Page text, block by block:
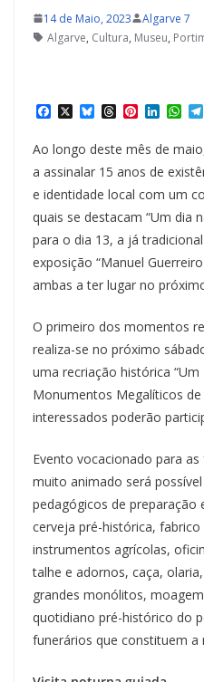
14 de Maio, 2023
Algarve 7
Algarve, Cultura, Museu,
a
c
e
b
o
o
k
X B
u
e
s
k
y
T
h
e
a
d
s
P
n
t
e
r
e
s
t
L
n
k
e
d
I
n
W
h
t
s
A
p
p
Ao longo deste mês de
a assinalar 15 anos de
e identidade local com um
quais se destacam “Um dia
para o dia 13, a já
exposição “Manuel
ambas a ter lugar no
O primeiro dos momentos
realiza-se no próximo
uma recriação histórica
Monumentos Megalíticos
interessados poderão
Evento vocacionado para
muito animado será
pedagógicos de preparação
cerveja pré-histórica,
instrumentos agrícolas,
talhe e adornos, caça,
grandes monólitos,
quotidiano pré-histórico do
funerários que constituem a